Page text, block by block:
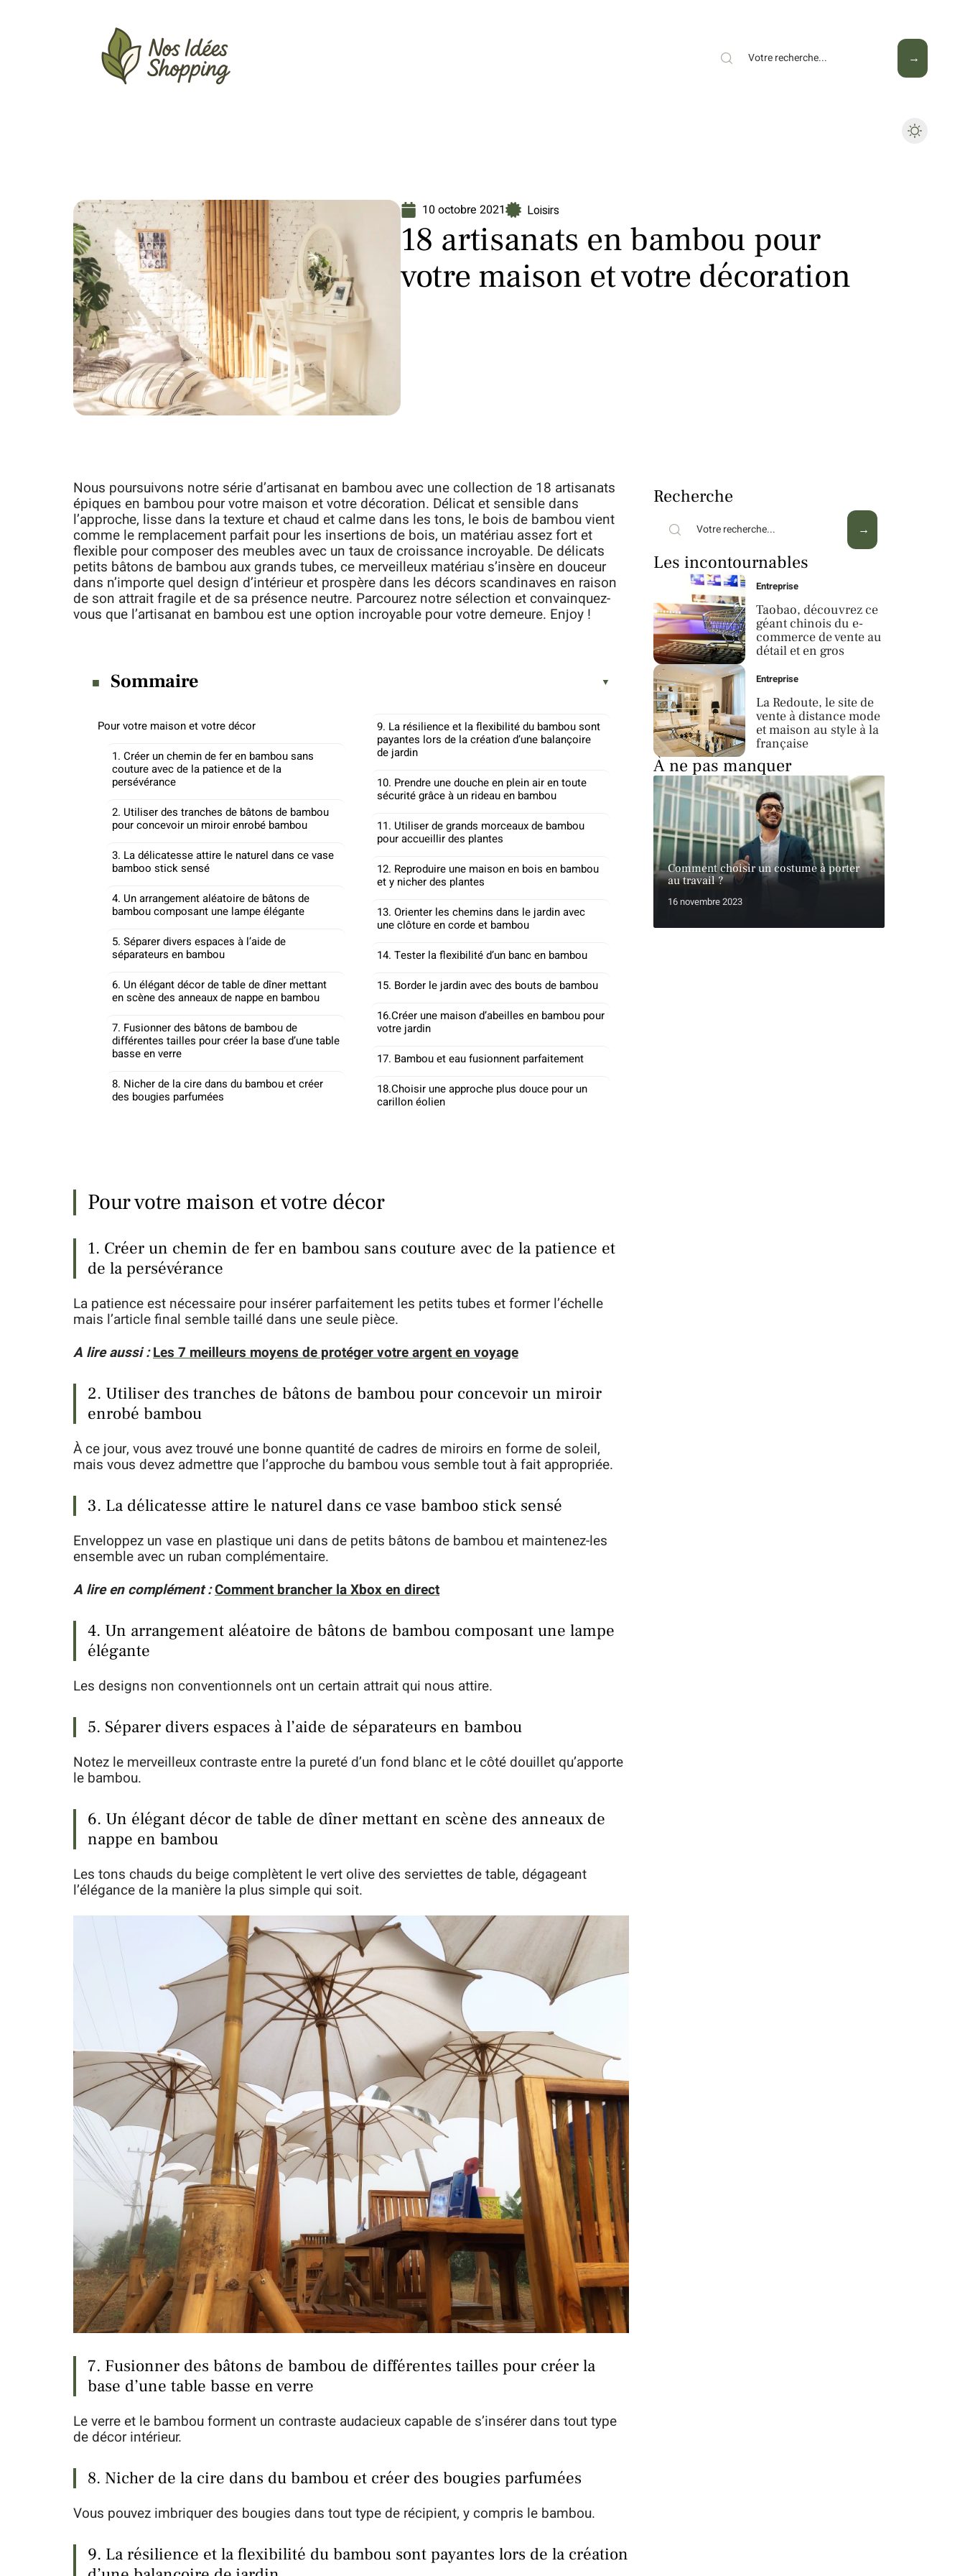
10 octobre 2021 Loisirs
18 artisanats en bambou pour
votre maison et votre décoration
Nous poursuivons notre série d’artisanat en bambou avec une collection de 18 artisanats
épiques en bambou pour votre maison et votre décoration. Délicat et sensible dans
l’approche, lisse dans la texture et chaud et calme dans les tons, le bois de bambou vient
comme le remplacement parfait pour les insertions de bois, un matériau assez fort et
flexible pour composer des meubles avec un taux de croissance incroyable. De délicats
petits bâtons de bambou aux grands tubes, ce merveilleux matériau s’insère en douceur
dans n’importe quel design d’intérieur et prospère dans les décors scandinaves en raison
de son attrait fragile et de sa présence neutre. Parcourez notre sélection et convainquez-
vous que l’artisanat en bambou est une option incroyable pour votre demeure. Enjoy !
Sommaire
Pour votre maison et votre décor
1. Créer un chemin de fer en bambou sans
couture avec de la patience et de la
persévérance
2. Utiliser des tranches de bâtons de bambou
pour concevoir un miroir enrobé bambou
3. La délicatesse attire le naturel dans ce vase
bamboo stick sensé
4. Un arrangement aléatoire de bâtons de
bambou composant une lampe élégante
5. Séparer divers espaces à l’aide de
séparateurs en bambou
6. Un élégant décor de table de dîner mettant
en scène des anneaux de nappe en bambou
7. Fusionner des bâtons de bambou de
différentes tailles pour créer la base d’une table
basse en verre
8. Nicher de la cire dans du bambou et créer
des bougies parfumées
9. La résilience et la flexibilité du bambou sont
payantes lors de la création d’une balançoire
de jardin
10. Prendre une douche en plein air en toute
sécurité grâce à un rideau en bambou
11. Utiliser de grands morceaux de bambou
pour accueillir des plantes
12. Reproduire une maison en bois en bambou
et y nicher des plantes
13. Orienter les chemins dans le jardin avec
une clôture en corde et bambou
14. Tester la flexibilité d’un banc en bambou
15. Border le jardin avec des bouts de bambou
16.Créer une maison d’abeilles en bambou pour
votre jardin
17. Bambou et eau fusionnent parfaitement
18.Choisir une approche plus douce pour un
carillon éolien
Pour votre maison et votre décor
1. Créer un chemin de fer en bambou sans couture avec de la patience et
de la persévérance
La patience est nécessaire pour insérer parfaitement les petits tubes et former l’échelle
mais l’article final semble taillé dans une seule pièce.
A lire aussi :Les 7 meilleurs moyens de protéger votre argent en voyage
2. Utiliser des tranches de bâtons de bambou pour concevoir un miroir
enrobé bambou
À ce jour, vous avez trouvé une bonne quantité de cadres de miroirs en forme de soleil,
mais vous devez admettre que l’approche du bambou vous semble tout à fait appropriée.
3. La délicatesse attire le naturel dans ce vase bamboo stick sensé
Enveloppez un vase en plastique uni dans de petits bâtons de bambou et maintenez-les
ensemble avec un ruban complémentaire.
A lire en complément :Comment brancher la Xbox en direct
4. Un arrangement aléatoire de bâtons de bambou composant une lampe
élégante
Les designs non conventionnels ont un certain attrait qui nous attire.
5. Séparer divers espaces à l’aide de séparateurs en bambou
Notez le merveilleux contraste entre la pureté d’un fond blanc et le côté douillet qu’apporte
le bambou.
6. Un élégant décor de table de dîner mettant en scène des anneaux de
nappe en bambou
Les tons chauds du beige complètent le vert olive des serviettes de table, dégageant
l’élégance de la manière la plus simple qui soit.
7. Fusionner des bâtons de bambou de différentes tailles pour créer la
base d’une table basse en verre
Le verre et le bambou forment un contraste audacieux capable de s’insérer dans tout type
de décor intérieur.
8. Nicher de la cire dans du bambou et créer des bougies parfumées
Vous pouvez imbriquer des bougies dans tout type de récipient, y compris le bambou.
9. La résilience et la flexibilité du bambou sont payantes lors de la création
Recherche
Les incontournables
Entreprise
Taobao, découvrez ce
géant chinois du e-
commerce de vente au
détail et en gros
Entreprise
La Redoute, le site de
vente à distance mode
et maison au style à la
française
À ne pas manquer
Comment choisir un costume à porter
au travail ?
16 novembre 2023